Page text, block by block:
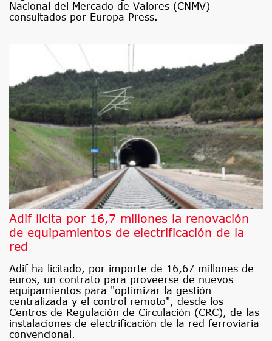
Nacional del Mercado de Valores (CNMV)
consultados por Europa Press.
Adif licita por 16,7 millones la renovación
de equipamientos de electrificación de la
red
Adif ha licitado, por importe de 16,67 millones de
euros, un contrato para proveerse de nuevos
equipamientos para "optimizar la gestión
centralizada y el control remoto", desde los
Centros de Regulación de Circulación (CRC), de las
instalaciones de electrificación de la red ferroviaria
convencional.